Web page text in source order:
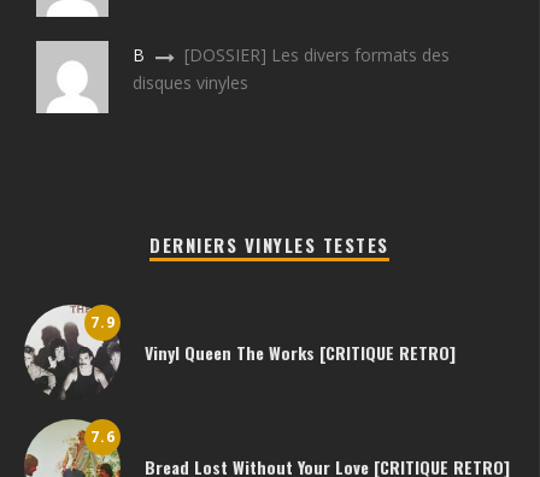
B
[DOSSIER] Les divers formats des
disques vinyles
DERNIERS VINYLES TESTES
7.9
Vinyl Queen The Works [CRITIQUE RETRO]
7.6
Bread Lost Without Your Love [CRITIQUE RETRO]